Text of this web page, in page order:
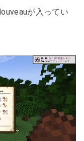
が入ってい